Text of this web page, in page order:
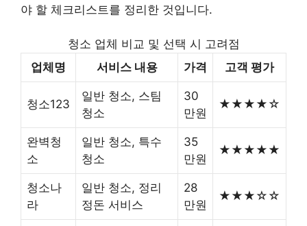
야 할 체크리스트를 정리한 것입니다.
청소 업체 비교 및 선택 시 고려점
업체명
서비스 내용 가격 고객 평가
청소123
일반 청소, 스팀
청소
30
만원
★★★★☆
완벽청
소
일반 청소, 특수
청소
35
만원
★★★★★
청소나
라
일반 청소, 정리
정돈 서비스
28
만원
★★★☆☆